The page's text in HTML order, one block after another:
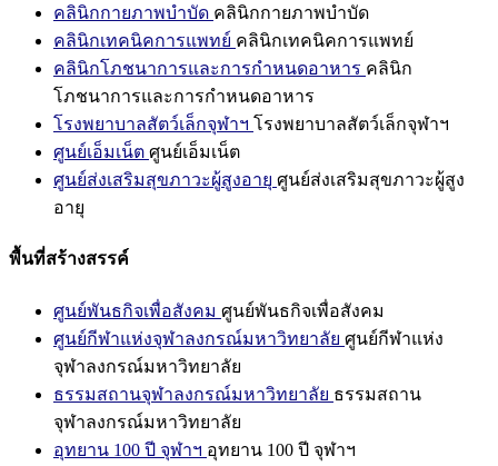
คลินิกกายภาพบำบัด คลินิกกายภาพบำบัด
คลินิกเทคนิคการแพทย์ คลินิกเทคนิคการแพทย์
คลินิกโภชนาการและการกำหนดอาหาร คลินิก
โภชนาการและการกำหนดอาหาร
โรงพยาบาลสัตว์เล็กจุฬาฯ โรงพยาบาลสัตว์เล็กจุฬาฯ
ศูนย์เอ็มเน็ต ศูนย์เอ็มเน็ต
ศูนย์ส่งเสริมสุขภาวะผู้สูงอายุ ศูนย์ส่งเสริมสุขภาวะผู้สูง
อายุ
พื้นที่สร้างสรรค์
ศูนย์พันธกิจเพื่อสังคม ศูนย์พันธกิจเพื่อสังคม
ศูนย์กีฬาแห่งจุฬาลงกรณ์มหาวิทยาลัย ศูนย์กีฬาแห่ง
จุฬาลงกรณ์มหาวิทยาลัย
ธรรมสถานจุฬาลงกรณ์มหาวิทยาลัย ธรรมสถาน
จุฬาลงกรณ์มหาวิทยาลัย
อุทยาน 100 ปี จุฬาฯ อุทยาน 100 ปี จุฬาฯ